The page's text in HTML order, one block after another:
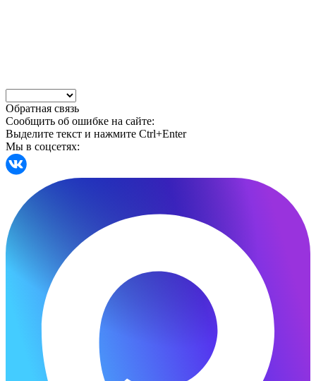
Обратная связь
Сообщить об ошибке на сайте:
Выделите текст и нажмите Ctrl+Enter
Мы в соцсетях: